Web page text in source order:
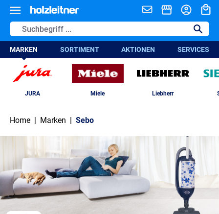
springen
MARKEN SORTIMENT AKTIONEN SERVICES
JURA Miele Liebherr
Home | Marken | Sebo